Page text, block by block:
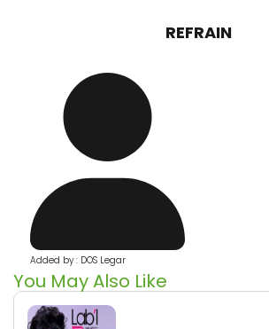
REFRAIN
Added by : DOS Legar
You May Also Like